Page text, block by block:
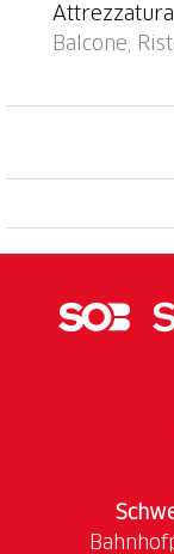
Attrezzatura
Balcone,